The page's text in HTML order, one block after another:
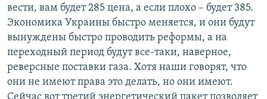
вести, вам будет 285 цена, а если плохо – будет 385.
Экономика Украины быстро меняется, и они будут
вынуждены быстро проводить реформы, а на
переходный период будут все-таки, наверное,
реверсные поставки газа. Хотя наши говорят, что
они не имеют права это делать, но они имеют.